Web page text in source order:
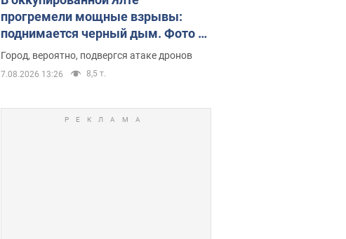
прогремели мощные взрывы:
поднимается черный дым. Фото и
видео
Город, вероятно, подвергся атаке дронов
7.08.2026 13:26 8,5 т.